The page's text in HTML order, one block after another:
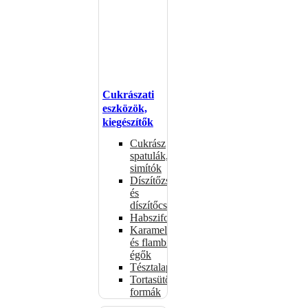
Cukrászati
eszközök,
kiegészítők
Cukrász
spatulák,
simítók
Díszítőzsákok
és
díszítőcsövek
Habszifonok
Karamellizáló
és flambírozó
égők
Tésztalapok
Tortasütő
formák